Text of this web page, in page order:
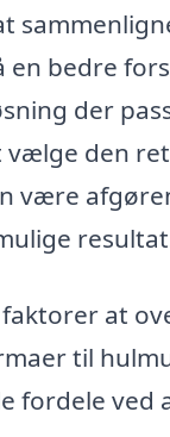
en bedre
der
vælge den
være
at
til
fordele ved